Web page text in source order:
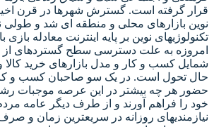
قرار گرفته است. گسترش شهرها در قرن
نوین بازارهای محلی و منطقه ای شد و طولی
تکنولوژیهای نوین بر پایه اینترنت معادله بازی
امروزه به علت دسترسی سطح گستردهای از
شمایل کسب و کار و مدل بازارهای خرید کالا
حال تحول است. در یک سو صاحبان کسب و
حضور هر چه بیشتر در این عرصه موجبات
خود را فراهم آورند و از طرف دیگر عامه
نیازمندیهای روزانه در سریعترین زمان و